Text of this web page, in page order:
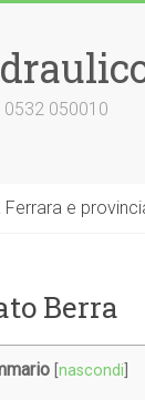
050010
e
Berra
nascondi